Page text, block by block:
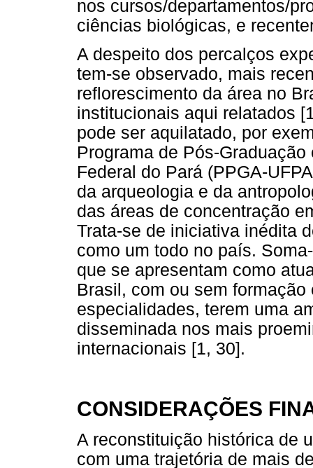
nos cursos/departamentos/
ciências biológicas, e
A despeito dos percalços
tem-se observado, mais
reflorescimento da área no
institucionais aqui relatados
pode ser aquilatado, por
Programa de Pós-
Federal do Pará (PPGA-
da arqueologia e da
das áreas de concentração
Trata-se de iniciativa inédita
como um todo no país.
que se apresentam como
Brasil, com ou sem
especialidades, terem uma
disseminada nos mais
internacionais [1, 30].
CONSIDERAÇÕES
A reconstituição histórica de
com uma trajetória de mais